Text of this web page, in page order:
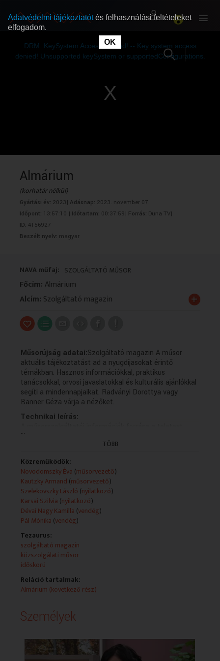
RÓLUNK
RÓLUNK
DRM: KeySystem Access Denied! -- Key system access
denied! Unsupported keySystem or supportedConfigurations.
Almárium
(korhatár nélkül)
Gyártási év: 2023| Adásnap: 2023. november 07.
Időpont: 13:57:10 | Időtartam: 00:37:59| Forrás: Duna TV|
ID: 4156927
Beszélt nyelv: magyar
NAVA műfaj: SZOLGÁLTATÓ MŰSOR
Főcím:Almárium
Alcím: Szolgáltató magazin +
Műsorújság adatai:Szolgáltató magazin A műsor
aktuális tájékoztatást ad a nyugdíjasokat érintő
témákban. Hasznos információkkal, praktikus
tanácsokkal, orvosi javaslatokkal és kulturális ajánlókkal
segíti a mindennapjaikat. Radványi Dorottya vagy
Banner Géza várja a nézőket.
Technikai leírás:
Műsorszolgáltatói ismertető:
nyugalmazott környezetvédelmi szakembert,
aki mindent tud a fa matuzsálemekről,
természetvédelmi területek létrehozója és a
kunhalmok védőszentje.
már meg is érkezett következő vendégünk Dévai Nagy
Kamilla Liszt Ferenc-díjas előadóművész,
akivel közelgő jubileumi koncertjéről beszélgetünk.
...
TÖBB
Közreműködők:
Novodomszky Éva (műsorvezető)
Kautzky Armand (műsorvezető)
Szelekovszky László (nyilatkozó)
Karsai Szilvia (nyilatkozó)
Dévai Nagy Kamilla (vendég)
Pál Mónika (vendég)
Tezaurus:
szolgáltató magazin
közszolgálati műsor
időskorú
Reláció tartalmak:
Almárium (következő rész)
Személyek
Adatvédelmi tájékoztatótés felhasználási feltételeket
elfogadom.
OK